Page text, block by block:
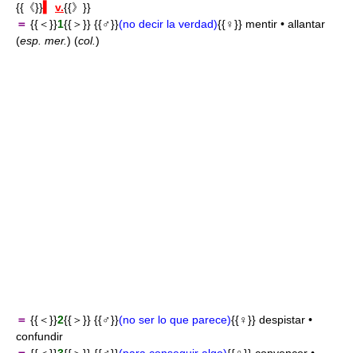
{{《}}
v.{{》}}
＝ {{＜}}1{{＞}} {{♂}}(no decir la verdad){{♀}} mentir • allantar
(esp. mer.) (col.)
＝ {{＜}}2{{＞}} {{♂}}(no ser lo que parece){{♀}} despistar •
confundir